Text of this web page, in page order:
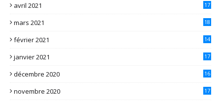
avril 2021 17
mars 2021 18
février 2021 14
janvier 2021 17
décembre 2020 16
novembre 2020 17